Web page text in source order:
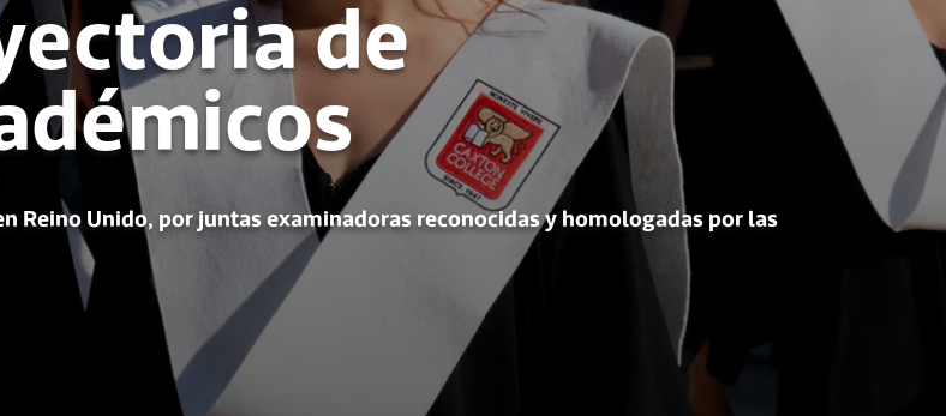
de
Reino Unido, por juntas examinadoras reconocidas y homologadas por las